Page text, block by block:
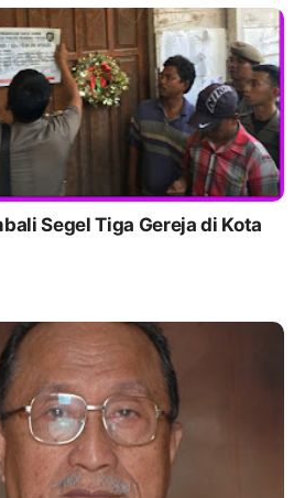
Segel Tiga Gereja di Kota